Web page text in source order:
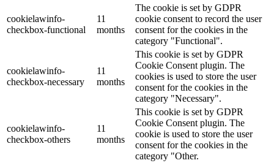
cookielawinfo-
checkbox-functional
11
months
The cookie is set by GDPR
cookie consent to record the user
consent for the cookies in the
category "Functional".
cookielawinfo-
checkbox-necessary
11
months
This cookie is set by GDPR
Cookie Consent plugin. The
cookies is used to store the user
consent for the cookies in the
category "Necessary".
cookielawinfo-
checkbox-others
11
months
This cookie is set by GDPR
Cookie Consent plugin. The
cookie is used to store the user
consent for the cookies in the
category "Other.